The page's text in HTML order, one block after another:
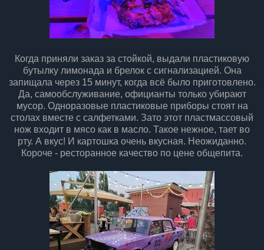
Когда приняли заказ за стойкой, выдали пластиковую
бутылку лимонада и брелок с сигнализацией. Она
запищала через 15 минут, когда всё было приготовлено.
Да, самообслуживание, официанты только убирают
мусор. Одноразовые пластиковые приборы стоят на
столах вместе с салфетками. Зато этот пластмассовый
нож входит в мясо как в масло. Такое нежное, тает во
рту. А вкус! И картошка очень вкусная. Неожиданно.
Короче - ресторанное качество по цене общепита.